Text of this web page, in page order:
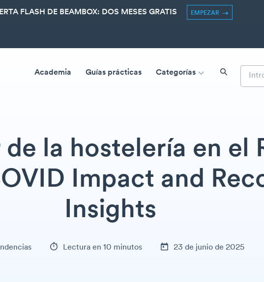
FLASH DE BEAMBOX: DOS MESES GRATIS EMPEZAR
Academia Guías prácticas Categorías
la hostelería en el
Impact and
Insights
Lectura en 10 minutos 23 de junio de 2025